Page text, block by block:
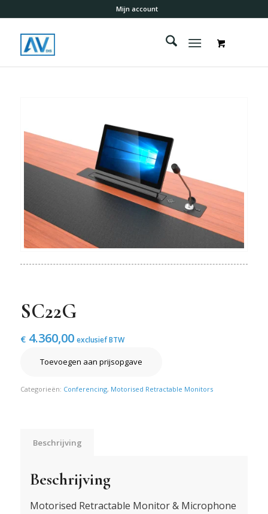
Mijn account
SC22G
€4.360,00 exclusief BTW
Toevoegen aan prijsopgave
Categorieën: Conferencing, Motorised Retractable Monitors
Beschrijving
Beschrijving
Motorised Retractable Monitor & Microphone